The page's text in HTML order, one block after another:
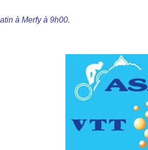
à Merfy à 9h00.